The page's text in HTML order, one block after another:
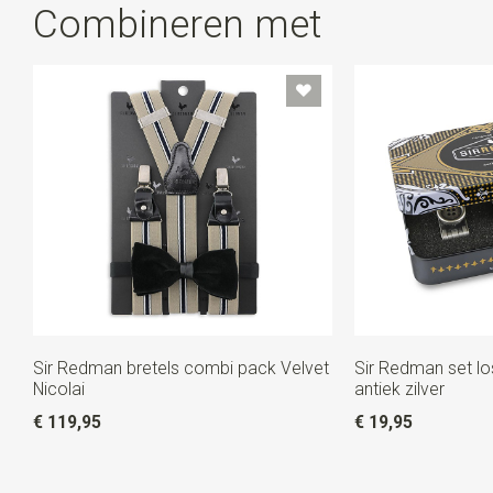
toch?
Combineren met
Sir Redman bretels combi pack Velvet
Nicolai
€ 119,95
Sir Redman set
antiek zilver
€ 19,95